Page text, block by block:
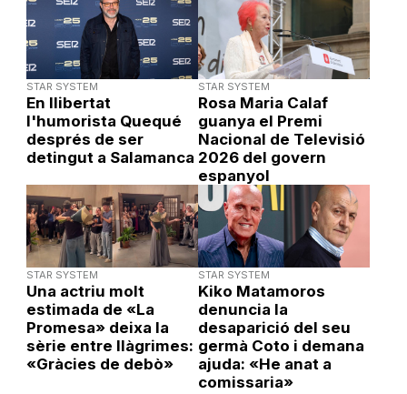
STAR SYSTEM
En llibertat
l'humorista Quequé
després de ser
detingut a Salamanca
STAR SYSTEM
Rosa Maria Calaf
guanya el Premi
Nacional de Televisió
2026 del govern
espanyol
STAR SYSTEM
Una actriu molt
estimada de «La
Promesa» deixa la
sèrie entre llàgrimes:
«Gràcies de debò»
STAR SYSTEM
Kiko Matamoros
denuncia la
desaparició del seu
germà Coto i demana
ajuda: «He anat a
comissaria»